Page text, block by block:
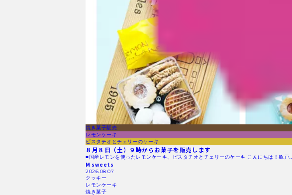
焼き菓子販売
レモンケーキ
ピスタチオとチェリーのケーキ
８月８日（土）９時からお菓子を販売します
■国産レモンを使ったレモンケーキ、ピスタチオとチェリーのケーキ こんにちは！亀戸…
M sweets
2026.08.07
クッキー
レモンケーキ
焼き菓子